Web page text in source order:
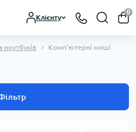
Клієнту
0
Комп'ютерні миші